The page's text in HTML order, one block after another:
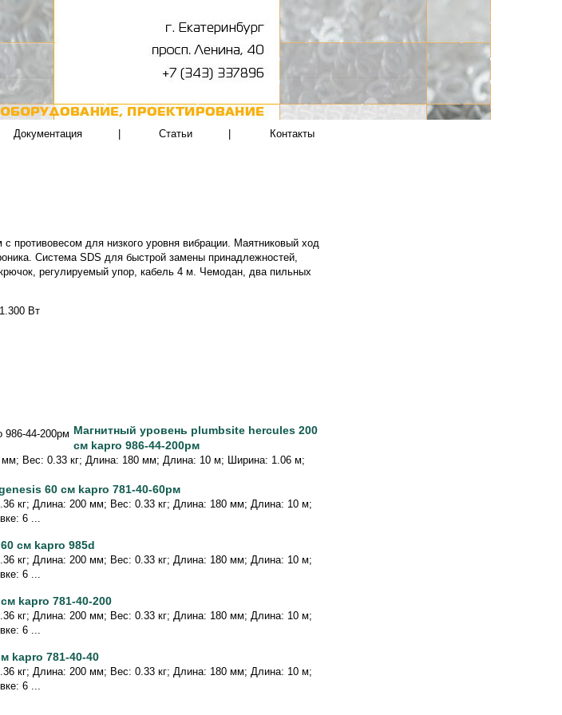
Документация Статьи Контакты
с противовесом для низкого уровня вибрации. Маятниковый ход
Система SDS для быстрой замены принадлежностей,
регулируемый упор, кабель 4 м. Чемодан, два пильных
Вт
Магнитный уровень plumbsite hercules 200
см kapro 986-44-200рм
Вес: 0.33 кг; Длина: 180 мм; Длина: 10 м; Ширина: 1.06 м;
60 см kapro 781-40-60рм
кг; Длина: 200 мм; Вес: 0.33 кг; Длина: 180 мм; Длина: 10 м;
6 ...
см kapro 985d
кг; Длина: 200 мм; Вес: 0.33 кг; Длина: 180 мм; Длина: 10 м;
6 ...
kapro 781-40-200
кг; Длина: 200 мм; Вес: 0.33 кг; Длина: 180 мм; Длина: 10 м;
6 ...
kapro 781-40-40
кг; Длина: 200 мм; Вес: 0.33 кг; Длина: 180 мм; Длина: 10 м;
6 ...